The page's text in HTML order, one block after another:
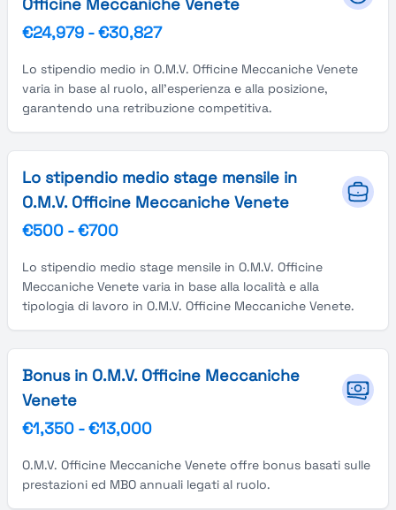
€24,979 -€30,827
Lo stipendio medio in O.M.V. Officine Meccaniche Venete
varia in base al ruolo, all'esperienza e alla posizione,
garantendo una retribuzione competitiva.
Lo stipendio medio stage mensile in
O.M.V. Officine Meccaniche Venete
€500 -€700
Lo stipendio medio stage mensile in O.M.V. Officine
Meccaniche Venete varia in base alla località e alla
tipologia di lavoro in O.M.V. Officine Meccaniche Venete.
Bonus in O.M.V. Officine Meccaniche
Venete
€1,350 -€13,000
O.M.V. Officine Meccaniche Venete offre bonus basati sulle
prestazioni ed MBO annuali legati al ruolo.